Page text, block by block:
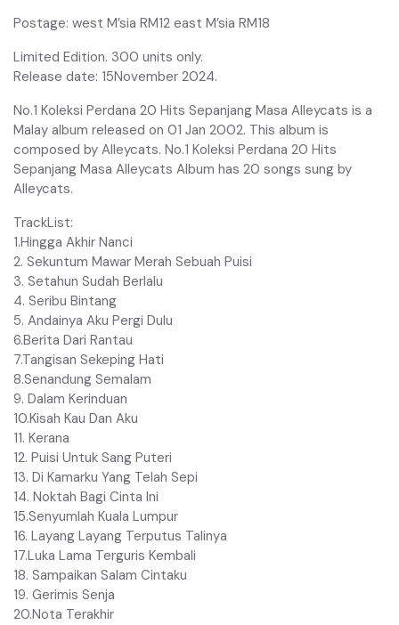
Postage: west M’sia RM12 east M’sia RM18
Limited Edition. 300 units only.
Release date: 15November 2024.
No.1 Koleksi Perdana 20 Hits Sepanjang Masa Alleycats is a
Malay album released on 01 Jan 2002. This album is
composed by Alleycats. No.1 Koleksi Perdana 20 Hits
Sepanjang Masa Alleycats Album has 20 songs sung by
Alleycats.
TrackList:
1.Hingga Akhir Nanci
2. Sekuntum Mawar Merah Sebuah Puisi
3. Setahun Sudah Berlalu
4. Seribu Bintang
5. Andainya Aku Pergi Dulu
6.Berita Dari Rantau
7.Tangisan Sekeping Hati
8.Senandung Semalam
9. Dalam Kerinduan
10.Kisah Kau Dan Aku
11. Kerana
12. Puisi Untuk Sang Puteri
13. Di Kamarku Yang Telah Sepi
14. Noktah Bagi Cinta Ini
15.Senyumlah Kuala Lumpur
16. Layang Layang Terputus Talinya
17.Luka Lama Terguris Kembali
18. Sampaikan Salam Cintaku
19. Gerimis Senja
20.Nota Terakhir